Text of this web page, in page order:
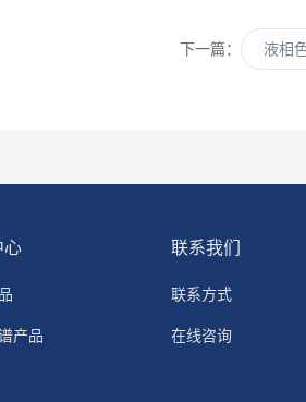
下一篇： 液相
心
产品
联系我们
联系方式
在线咨询